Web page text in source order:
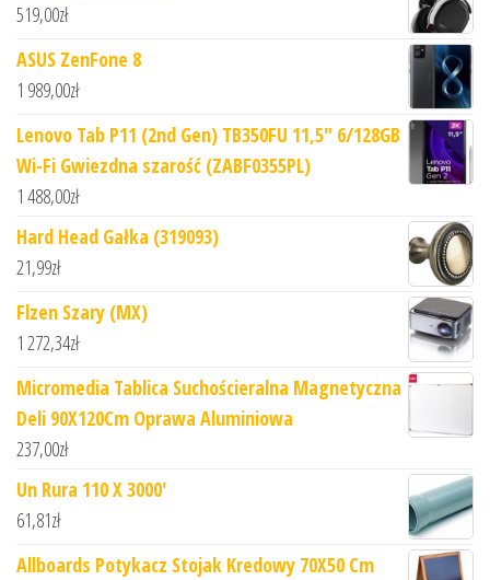
519,00zł
ASUS ZenFone 8
1 989,00zł
Lenovo Tab P11 (2nd Gen) TB350FU 11,5" 6/128GB
Wi-Fi Gwiezdna szarość (ZABF0355PL)
1 488,00zł
Hard Head Gałka (319093)
21,99zł
Flzen Szary (MX)
1 272,34zł
Micromedia Tablica Suchościeralna Magnetyczna
Deli 90X120Cm Oprawa Aluminiowa
237,00zł
Un Rura 110 X 3000'
61,81zł
Allboards Potykacz Stojak Kredowy 70X50 Cm